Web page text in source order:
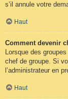
s’il annule votre
Haut
Comment devenir
Lorsque des
chef de groupe. Si
l’administrateur en
Haut